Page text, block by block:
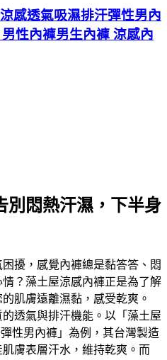
感透氣吸濕排汗彈性男內
性內褲男生內褲 涼感內
別悶熱汗濕，下半身
擾，感覺內褲總是黏答答、悶
？藻土屋涼感內褲正是為了解
肌膚遠離濕黏，感受乾爽。
透氣與排汗機能。以「藻土屋
性男內褲」為例，其台灣製造
膚表層汗水，維持乾爽。而